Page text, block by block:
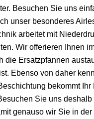
Besuchen Sie uns
unser besonderes
arbeitet mit
Wir offerieren Ihnen
die Ersatzpfannen
Ebenso von daher
bekommt
Sie uns
genauso wir Sie in